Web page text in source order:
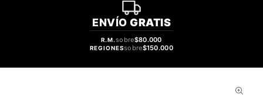
ENVÍO GRATIS
R.M.sobre$80.000
REGIONESsobre$150.000